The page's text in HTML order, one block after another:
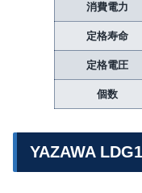
消費電力
定格寿命
定格電圧
個数
YAZAWA